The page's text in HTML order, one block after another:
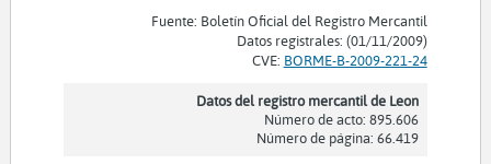
Fuente: Boletín Oficial del Registro Mercantil
Datos registrales: (01/11/2009)
CVE: BORME-B-2009-221-24
Datos del registro mercantil de Leon
Número de acto: 895.606
Número de página: 66.419